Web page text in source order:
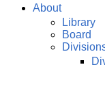
About
Library
Board